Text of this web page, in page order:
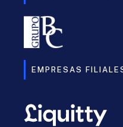
EMPRESAS